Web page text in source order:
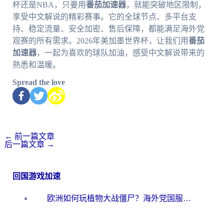
杯还是NBA，只要用番茄加速器，就能突破地区限制，
享受中文解说的精彩赛事。它的全球节点、多平台支
持、稳定流量、安全加密、售后保障，都能满足海外党
观赛的所有需求。2026年美加墨世界杯，让我们用番茄
加速器，一起为喜欢的球队加油，感受中文解说带来的
熟悉和温暖。
Spread the love
← 前一篇文章
后一篇文章 →
回国游戏加速
欧洲如何玩植物大战僵尸？海外党国服游戏加速避坑指南（附实测对比）